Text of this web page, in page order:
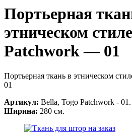
Портьерная
этническом
Patchwork — 01
Портьерная ткань в этническом
01
Артикул: Bella, Togo Patchwork - 01.
Ширина: 280 см.